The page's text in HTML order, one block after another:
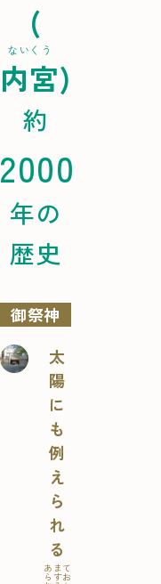
(
内宮
ないくう
)
約
2000
年の
歴史
御祭神
太
陽
に
も
例
え
ら
れ
る
あまて
らすお